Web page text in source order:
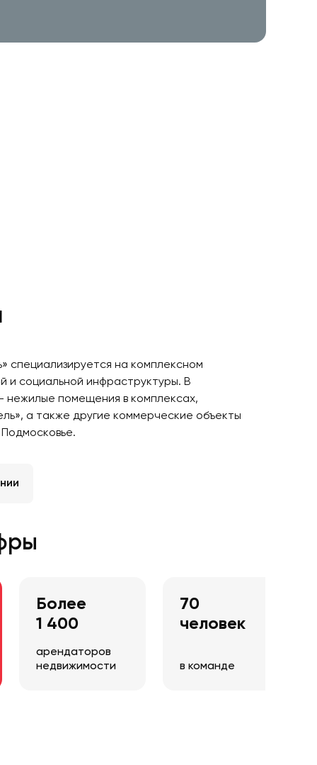
специализируется на комплексном
и социальной инфраструктуры. В
нежилые помещения в комплексах,
а также другие коммерческие объекты
Более
1 400
арендаторов
недвижимости
70
человек
в команде